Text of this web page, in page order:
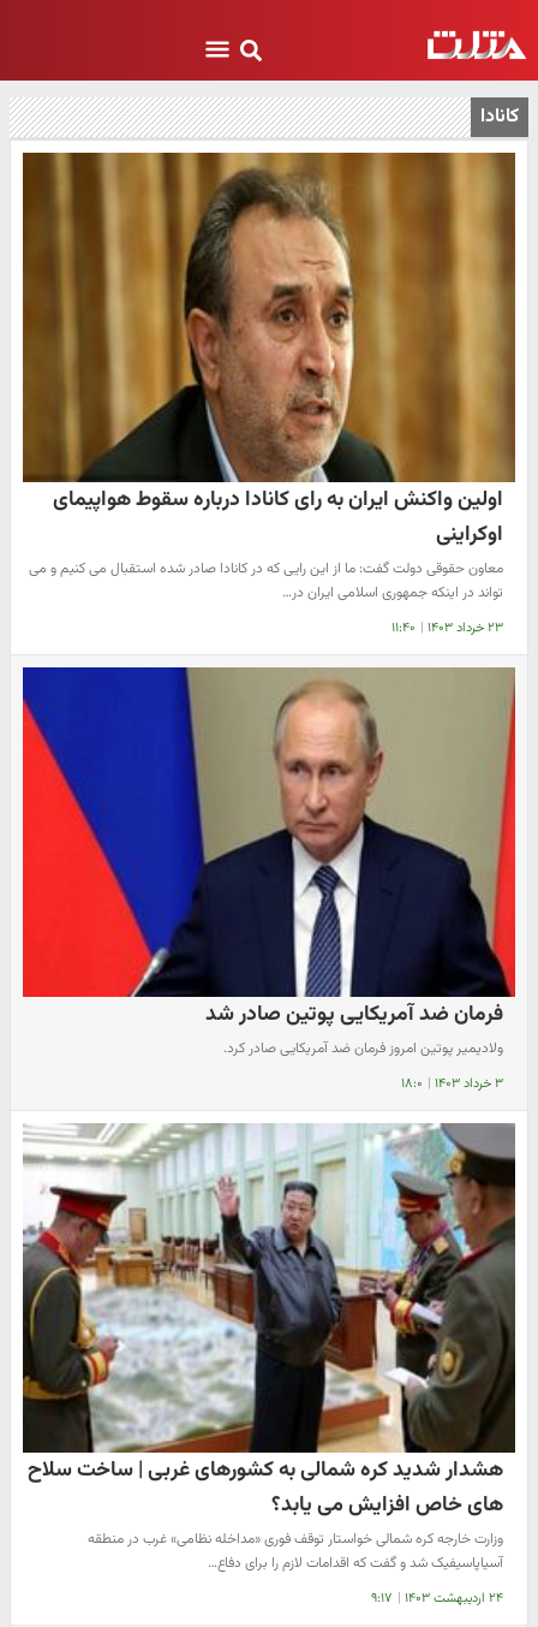
کانادا
اولین واکنش ایران به رای کانادا درباره سقوط هواپیمای
اوکراینی
معاون حقوقی دولت گفت: ما از این رایی که در کانادا صادر شده استقبال می کنیم و می
تواند در اینکه جمهوری اسلامی ایران در…
۲۳ خرداد ۱۴۰۳ | ۱۱:۴۰
فرمان ضد آمریکایی پوتین صادر شد
ولادیمیر پوتین امروز فرمان ضد آمریکایی صادر کرد.
۳ خرداد ۱۴۰۳ | ۱۸:۰
هشدار شدید کره شمالی به کشورهای غربی | ساخت سلاح
های خاص افزایش می یابد؟
وزارت خارجه کره شمالی خواستار توقف فوری «مداخله نظامی» غرب در منطقه
آسیاپاسیفیک شد و گفت که اقدامات لازم را برای دفاع…
۲۴ اردیبهشت ۱۴۰۳ | ۹:۱۷